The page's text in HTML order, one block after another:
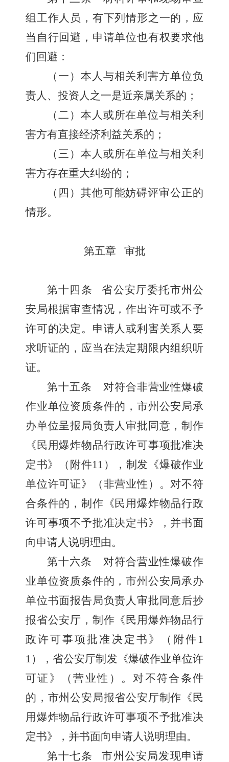
组工作人员，有下列情形之一的，应
当自行回避，申请单位也有权要求他
们回避：
（一）本人与相关利害方单位负
责人、投资人之一是近亲属关系的；
（二）本人或所在单位与相关利
害方有直接经济利益关系的；
（三）本人或所在单位与相关利
害方存在重大纠纷的；
（四）其他可能妨碍评审公正的
情形。
第五章 审批
第十四条
省公安厅委托市州公
安局根据审查情况，作出许可或不予
许可的决定。申请人或利害关系人要
求听证的，应当在法定期限内组织听
证。
第十五条
对符合非营业性爆破
作业单位资质条件的，市州公安局承
办单位呈报局负责人审批同意，制作
《民用爆炸物品行政许可事项批准决
定书》（附件11 ），制发《爆破作业
单位许可证》（非营业性）。对不符
合条件的，制作《民用爆炸物品行政
许可事项不予批准决定书》，并书面
向申请人说明理由。
第十六条
对符合营业性爆破作
业单位资质条件的，市州公安局承办
单位书面报告局负责人审批同意后抄
报省公安厅，制作《民用爆炸物品行
政许可事项批准决定书》（附件 1
1），省公安厅制发《爆破作业单位许
可证》（营业性）。对不符合条件
的，市州公安局报省公安厅制作《民
用爆炸物品行政许可事项不予批准决
定书》，并书面向申请人说明理由。
第十七条
市州公安局发现申请